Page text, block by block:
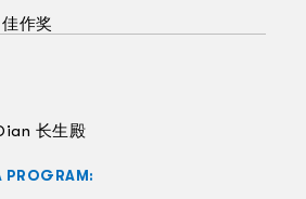
作奖
长生殿
PROGRAM: